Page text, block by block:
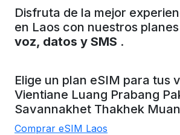
Disfruta de la mejor
en Laos con nuestros
voz, datos y SMS .
Elige un plan eSIM para tus
Vientiane Luang Prabang
Savannakhet Thakhek
Comprar eSIM Laos